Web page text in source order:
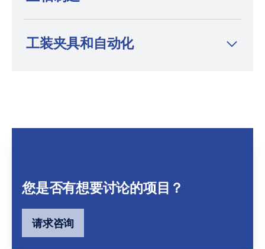
工装夹具和自动化
您是否有想要讨论的项目？
请求咨询